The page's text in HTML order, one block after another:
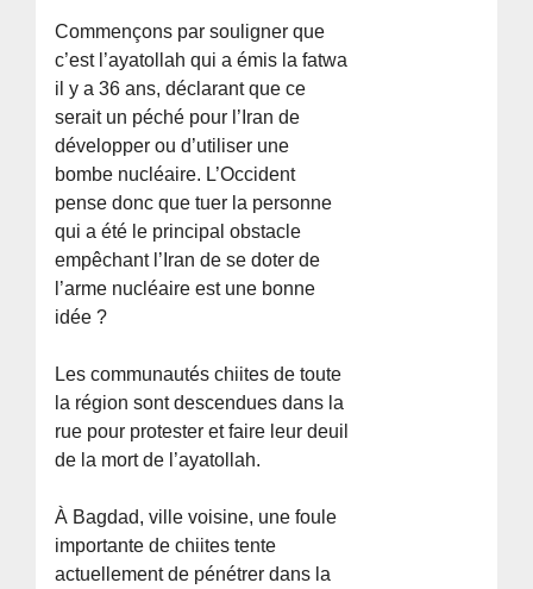
Commençons par souligner que
c’est l’ayatollah qui a émis la fatwa
il y a 36 ans, déclarant que ce
serait un péché pour l’Iran de
développer ou d’utiliser une
bombe nucléaire. L’Occident
pense donc que tuer la personne
qui a été le principal obstacle
empêchant l’Iran de se doter de
l’arme nucléaire est une bonne
idée ?
Les communautés chiites de toute
la région sont descendues dans la
rue pour protester et faire leur deuil
de la mort de l’ayatollah.
À Bagdad, ville voisine, une foule
importante de chiites tente
actuellement de pénétrer dans la